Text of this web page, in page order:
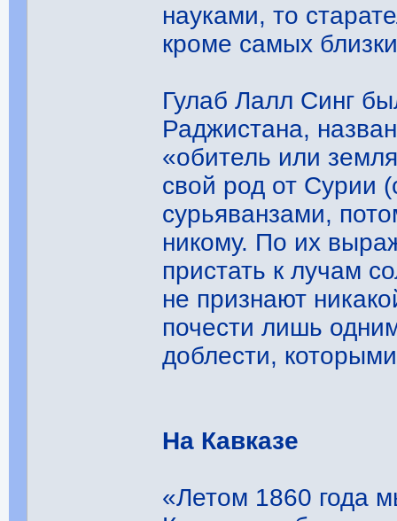
науками, то
кроме самых
Гулаб Лалл Синг
Раджистана,
«обитель или
свой род от Сурии
сурьяванзами,
никому. По их
пристать к лучам
не признают
почести лишь
доблести,
На Кавказе
«Летом 1860 года